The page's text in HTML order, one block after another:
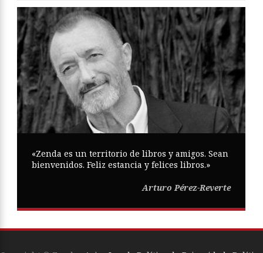
«Zenda es un territorio de libros y amigos. Sean
bienvenidos. Feliz estancia y felices libros.»
Arturo Pérez-Reverte